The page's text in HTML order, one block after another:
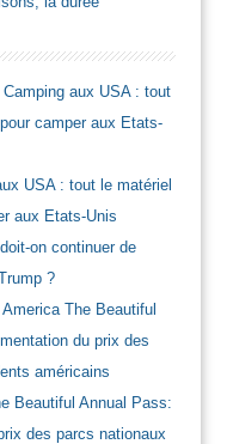
Camping aux USA : tout
camper aux Etats-
USA : tout le matériel
aux Etats-Unis
on continuer de
?
America The Beautiful
du prix des
américains
Beautiful Annual Pass:
des parcs nationaux